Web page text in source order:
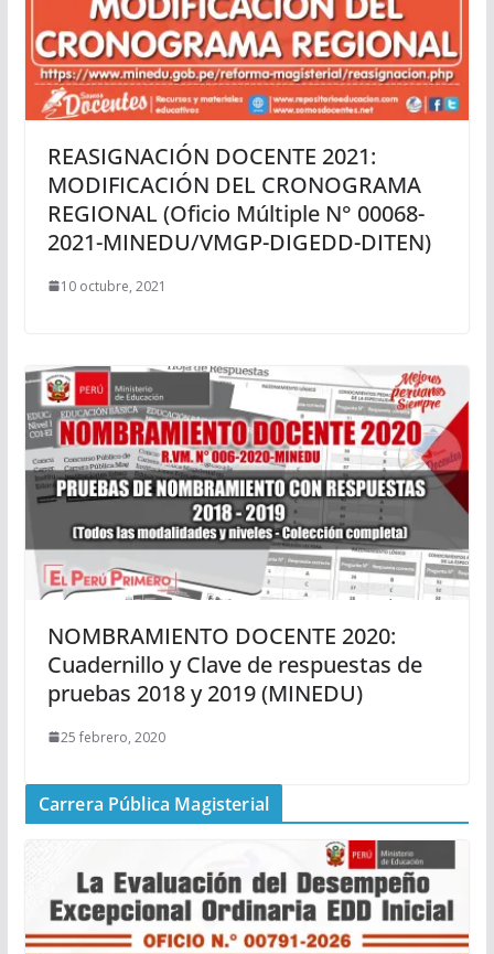
REASIGNACIÓN DOCENTE 2021:
MODIFICACIÓN DEL CRONOGRAMA
REGIONAL (Oficio Múltiple N° 00068-
2021-MINEDU/VMGP-DIGEDD-DITEN)
10 octubre, 2021
NOMBRAMIENTO DOCENTE 2020:
Cuadernillo y Clave de respuestas de
pruebas 2018 y 2019 (MINEDU)
25 febrero, 2020
Carrera Pública Magisterial